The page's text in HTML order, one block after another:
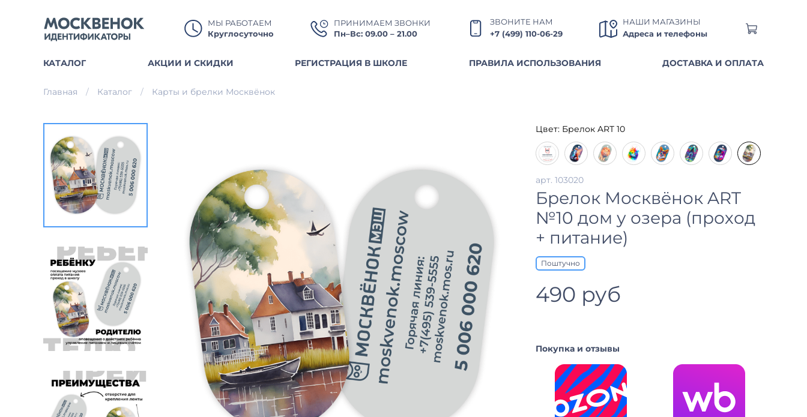
МЫ РАБОТАЕМ
Круглосуточно
ПРИНИМАЕМ ЗВОНКИ
Пн–Вс: 09.00 – 21.00
ЗВОНИТЕ НАМ
+7 (499) 110-06-29
НАШИ МАГАЗИНЫ
Адреса и телефоны
КАТАЛОГ АКЦИИ И СКИДКИ РЕГИСТРАЦИЯ В ШКОЛЕ ПРАВИЛА ИСПОЛЬЗОВАНИЯ ДОСТАВКА И ОПЛАТА
Главная Каталог Карты и брелки Москвёнок
Цвет: Брелок ART 10
арт. 103020
Брелок Москвёнок ART
№10 дом у озера (проход
+ питание)
Поштучно
490 руб
Покупка и отзывы